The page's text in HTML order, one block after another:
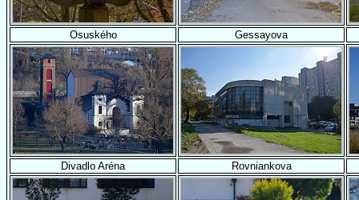
Osuského Gessayova
Divadlo Aréna Rovniankova